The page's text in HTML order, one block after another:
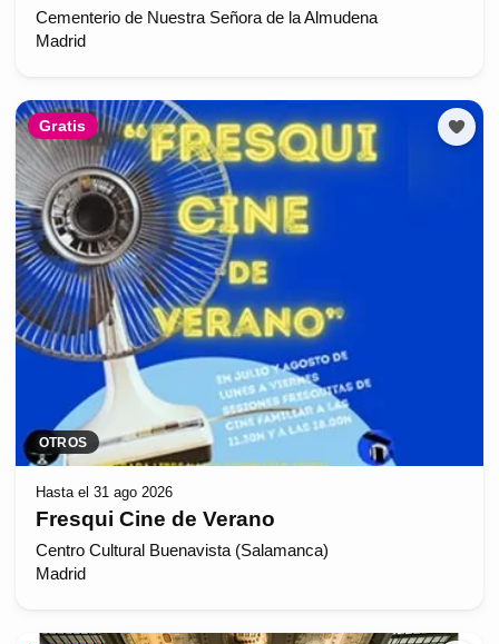
Cementerio de Nuestra Señora de la Almudena
Madrid
Gratis
OTROS
Hasta el 31 ago 2026
Fresqui Cine de Verano
Centro Cultural Buenavista (Salamanca)
Madrid